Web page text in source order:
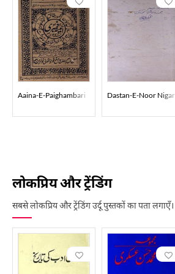
Aaina-E-Paighambari Dastan-E-Noor Nigar
लोकप्रिय और ट्रेंडिंग
सबसे लोकप्रिय और ट्रेंडिंग उर्दू पुस्तकों का पता लगाएँ।